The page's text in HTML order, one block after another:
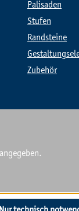
Palisaden
Stufen
Randsteine
Zubehör